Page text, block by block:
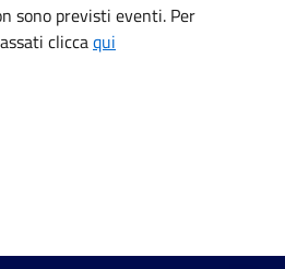
sono previsti eventi. Per
cliccaqui